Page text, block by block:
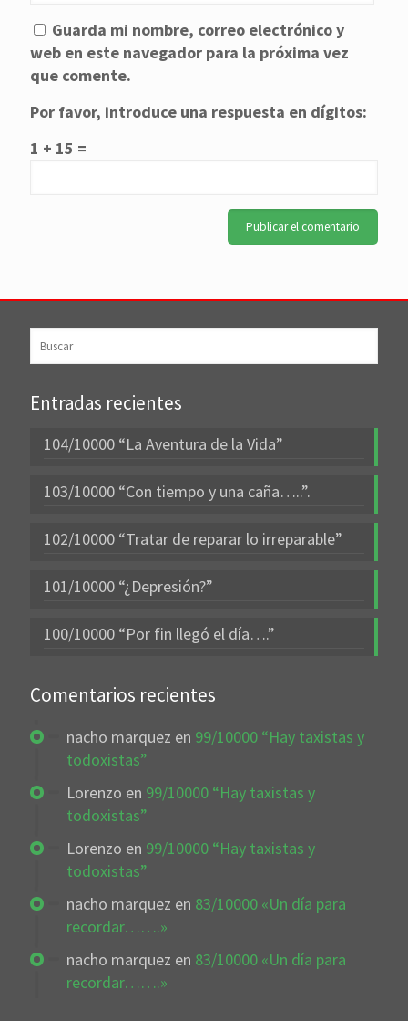
Guarda mi nombre, correo electrónico y
web en este navegador para la próxima vez
que comente.
Por favor, introduce una respuesta en dígitos:
1 + 15 =
Entradas recientes
104/10000 “La Aventura de la Vida”
103/10000 “Con tiempo y una caña…..”.
102/10000 “Tratar de reparar lo irreparable”
101/10000 “¿Depresión?”
100/10000 “Por fin llegó el día….”
Comentarios recientes
nacho marquez en 99/10000 “Hay taxistas y
todoxistas”
Lorenzo en 99/10000 “Hay taxistas y
todoxistas”
Lorenzo en 99/10000 “Hay taxistas y
todoxistas”
nacho marquez en 83/10000 «Un día para
recordar…….»
nacho marquez en 83/10000 «Un día para
recordar…….»